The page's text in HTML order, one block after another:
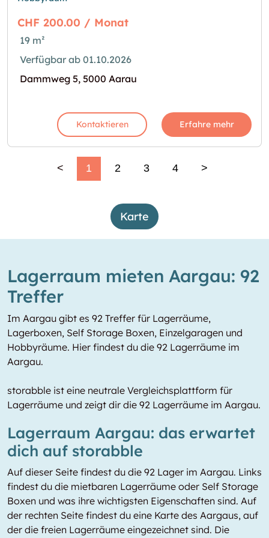
CHF 200.00 / Monat
19 m²
Verfügbar ab 01.10.2026
Dammweg 5, 5000 Aarau
Kontaktieren Erfahre mehr
< 1 2 3 4 >
Karte
Lagerraum mieten Aargau: 92
Treffer
Im Aargau gibt es 92 Treffer für Lagerräume,
Lagerboxen, Self Storage Boxen, Einzelgaragen und
Hobbyräume. Hier findest du die 92 Lagerräume im
Aargau.
storabble ist eine neutrale Vergleichsplattform für
Lagerräume und zeigt dir die 92 Lagerräume im Aargau.
Lagerraum Aargau: das erwartet
dich auf storabble
Auf dieser Seite findest du die 92 Lager im Aargau. Links
findest du die mietbaren Lagerräume oder Self Storage
Boxen und was ihre wichtigsten Eigenschaften sind. Auf
der rechten Seite findest du eine Karte des Aargaus, auf
der die freien Lagerräume eingezeichnet sind. Die